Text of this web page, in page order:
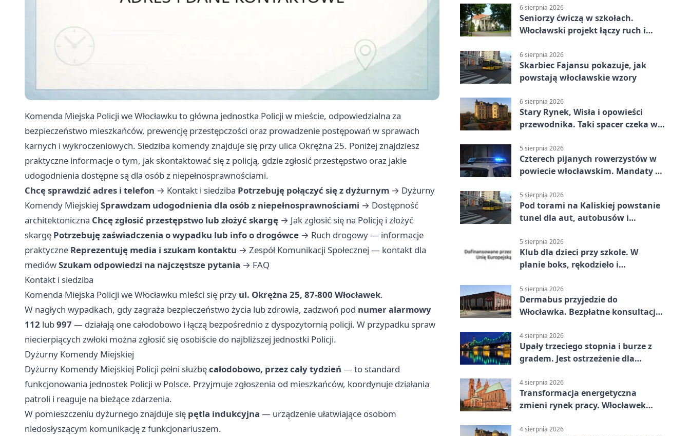
Komenda Miejska Policji we Włocławku to główna jednostka Policji w mieście, odpowiedzialna za
bezpieczeństwo mieszkańców, prewencję przestępczości oraz prowadzenie postępowań w sprawach
karnych i wykroczeniowych. Siedziba komendy znajduje się przy ulica Okrężna 25. Poniżej znajdziesz
praktyczne informacje o tym, jak skontaktować się z policją, gdzie zgłosić przestępstwo oraz jakie
udogodnienia dostępne są dla osób z niepełnosprawnościami.
Chcę sprawdzić adres i telefon → Kontakt i siedziba Potrzebuję połączyć się z dyżurnym → Dyżurny
Komendy Miejskiej Sprawdzam udogodnienia dla osób z niepełnosprawnościami → Dostępność
architektoniczna Chcę zgłosić przestępstwo lub złożyć skargę → Jak zgłosić się na Policję i złożyć
skargę Potrzebuję zaświadczenia o wypadku lub info o drogówce → Ruch drogowy — informacje
praktyczne Reprezentuję media i szukam kontaktu → Zespół Komunikacji Społecznej — kontakt dla
mediówSzukam odpowiedzi na najczęstsze pytania → FAQ
Kontakt i siedziba
Komenda Miejska Policji we Włocławku mieści się przy ul. Okrężna 25, 87-800 Włocławek.
W nagłych wypadkach, gdy zagraża bezpieczeństwo życia lub zdrowia, zadzwoń pod numer alarmowy
112 lub997 — działają one całodobowo i łączą bezpośrednio z dyspozytornią policji. W przypadku spraw
niecierpiących zwłoki można zgłosić się osobiście do najbliższej jednostki Policji.
Dyżurny Komendy Miejskiej
Dyżurny Komendy Miejskiej Policji pełni służbęcałodobowo, przez cały tydzień — to standard
funkcjonowania jednostek Policji w Polsce. Przyjmuje zgłoszenia od mieszkańców, koordynuje działania
patroli i reaguje na bieżące zdarzenia.
W pomieszczeniu dyżurnego znajduje się pętla indukcyjna — urządzenie ułatwiające osobom
niedosłyszącym komunikację z funkcjonariuszem.
6 sierpnia 2026
Seniorzy ćwiczą w szkołach.
Włocławski projekt łączy ruch i
6 sierpnia 2026
Skarbiec Fajansu pokazuje, jak
powstają włocławskie wzory
6 sierpnia 2026
Stary Rynek, Wisła i opowieści
przewodnika. Taki spacer czeka we
5 sierpnia 2026
Czterech pijanych rowerzystów w
powiecie włocławskim. Mandaty po
5 sierpnia 2026
Pod torami na Kaliskiej powstanie
tunel dla aut, autobusów i
5 sierpnia 2026
Klub dla dzieci przy szkole. W
planie boks, rękodzieło i
5 sierpnia 2026
Dermabus przyjedzie do
Włocławka. Bezpłatne konsultacje
4 sierpnia 2026
Upały trzeciego stopnia i burze z
gradem. Jest ostrzeżenie dla
4 sierpnia 2026
Transformacja energetyczna
zmieni rynek pracy. Włocławek
4 sierpnia 2026